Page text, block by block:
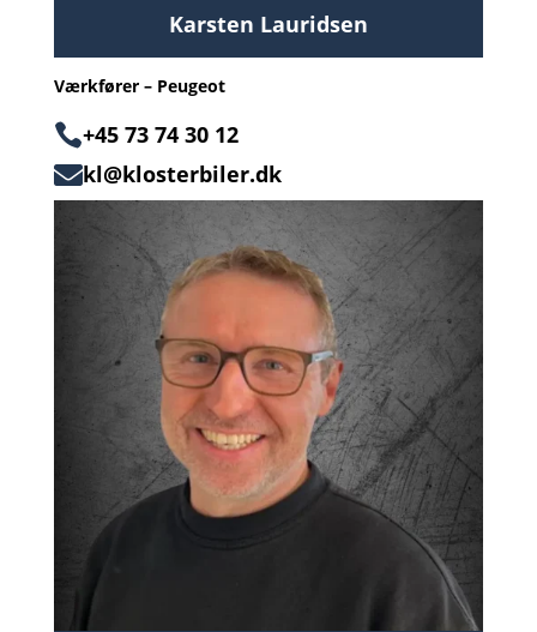
Karsten Lauridsen
Værkfører – Peugeot
+45 73 74 30 12
kl@klosterbiler.dk